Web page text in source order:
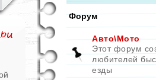
Форум
Авто\Мото
Этот форум
любителей
езды